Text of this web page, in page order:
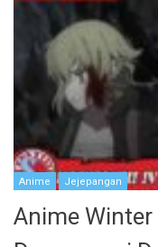
Anime Jejepangan
Anime